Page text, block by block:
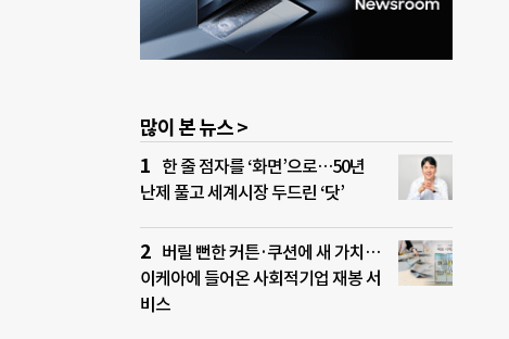
많이 본 뉴스 >
한 줄 점자를 ‘화면’으로…50년
난제 풀고 세계시장 두드린 ‘닷’
버릴 뻔한 커튼·쿠션에 새 가치…
이케아에 들어온 사회적기업 재봉 서
비스